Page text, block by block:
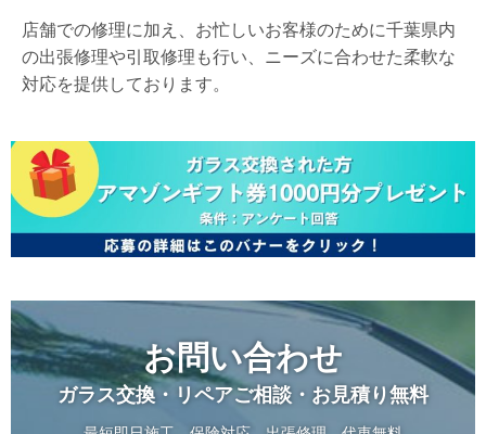
店舗での修理に加え、お忙しいお客様のために千葉県内
の出張修理や引取修理も行い、ニーズに合わせた柔軟な
対応を提供しております。
お問い合わせ
ガラス交換・リペアご相談・お見積り無料